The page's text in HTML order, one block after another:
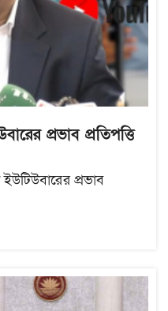
প্রভাব প্রতিপত্তি
প্রভাব